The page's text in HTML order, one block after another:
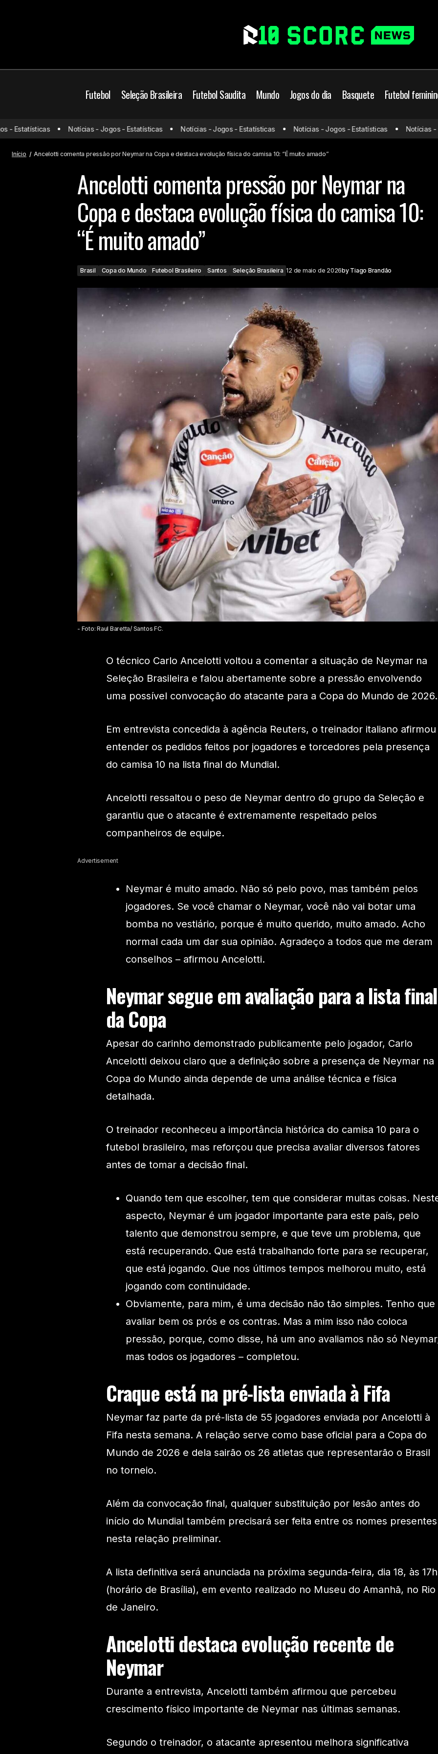
Futebol Seleção Brasileira Futebol Saudita Mundo Jogos do dia Basquete Futebol
Falha de Bento no último lance impede
título do Al-Nassr em clássico contra o
Brasil
Copa do Mundo
Futebol Brasileiro
Santos
Ancelotti comenta pressão por Neymar na
evolução física do camisa 10: “É muito
Estatísticas Notícias - Jogos - Estatísticas Notícias - Jogos - Estatísticas Notícias - Jogos - Estatísticas Notícias -
Início Ancelotti comenta pressão por Neymar na Copa e destaca evolução física do camisa 10: “É muito amado”
Ancelotti comenta pressão por Neymar na
Copa e destaca evolução física do camisa 10:
“É muito amado”
Brasil Copa do Mundo Futebol Brasileiro Santos Seleção Brasileira 12 de maio de 2026by Tiago Brandão
- Foto: Raul Baretta/ Santos FC.
O técnico Carlo Ancelotti voltou a comentar a situação de Neymar na
Seleção Brasileira e falou abertamente sobre a pressão envolvendo
uma possível convocação do atacante para a Copa do Mundo de 2026.
Em entrevista concedida à agência Reuters, o treinador italiano afirmou
entender os pedidos feitos por jogadores e torcedores pela presença
do camisa 10 na lista final do Mundial.
Ancelotti ressaltou o peso de Neymar dentro do grupo da Seleção e
garantiu que o atacante é extremamente respeitado pelos
companheiros de equipe.
Advertisement
Neymar é muito amado. Não só pelo povo, mas também pelos
jogadores. Se você chamar o Neymar, você não vai botar uma
bomba no vestiário, porque é muito querido, muito amado. Acho
normal cada um dar sua opinião. Agradeço a todos que me deram
conselhos – afirmou Ancelotti.
Neymar segue em avaliação para a lista final
da Copa
Apesar do carinho demonstrado publicamente pelo jogador, Carlo
Ancelotti deixou claro que a definição sobre a presença de Neymar na
Copa do Mundo ainda depende de uma análise técnica e física
detalhada.
O treinador reconheceu a importância histórica do camisa 10 para o
futebol brasileiro, mas reforçou que precisa avaliar diversos fatores
antes de tomar a decisão final.
Quando tem que escolher, tem que considerar muitas coisas.
aspecto, Neymar é um jogador importante para este país, pelo
talento que demonstrou sempre, e que teve um problema, que
está recuperando. Que está trabalhando forte para se recuperar,
que está jogando. Que nos últimos tempos melhorou muito, está
jogando com continuidade.
Obviamente, para mim, é uma decisão não tão simples. Tenho que
avaliar bem os prós e os contras. Mas a mim isso não coloca
pressão, porque, como disse, há um ano avaliamos não só
mas todos os jogadores – completou.
Craque está na pré-lista enviada à Fifa
Neymar faz parte da pré-lista de 55 jogadores enviada por Ancelotti à
Fifa nesta semana. A relação serve como base oficial para a Copa do
Mundo de 2026 e dela sairão os 26 atletas que representarão o Brasil
no torneio.
Além da convocação final, qualquer substituição por lesão antes do
início do Mundial também precisará ser feita entre os nomes presentes
nesta relação preliminar.
A lista definitiva será anunciada na próxima segunda-feira, dia 18, às 17h
(horário de Brasília), em evento realizado no Museu do Amanhã, no Rio
de Janeiro.
Ancelotti destaca evolução recente de
Neymar
Durante a entrevista, Ancelotti também afirmou que percebeu
crescimento físico importante de Neymar nas últimas semanas.
Segundo o treinador, o atacante apresentou melhora significativa